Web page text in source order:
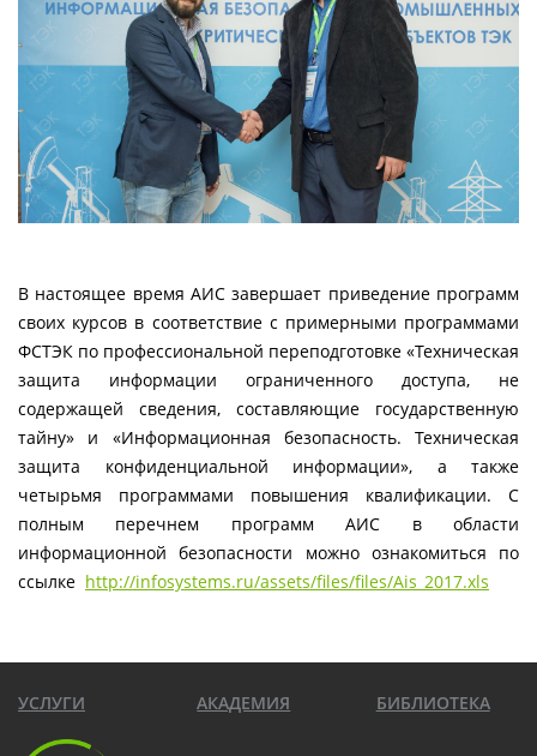
В настоящее время АИС завершает приведение программ
своих курсов в соответствие с примерными программами
ФСТЭК по профессиональной переподготовке «Техническая
защита информации ограниченного доступа, не
содержащей сведения, составляющие государственную
тайну» и «Информационная безопасность. Техническая
защита конфиденциальной информации», а также
четырьмя программами повышения квалификации. С
полным перечнем программ АИС в области
информационной безопасности можно ознакомиться по
ссылке http://infosystems.ru/assets/files/files/Ais_2017.xls
УСЛУГИ АКАДЕМИЯ БИБЛИОТЕКА